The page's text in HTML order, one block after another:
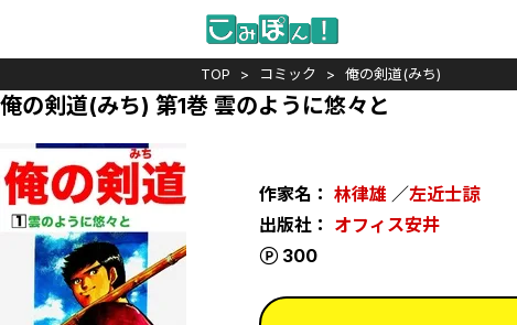
TOP コミック 俺の剣道(みち)
俺の剣道(みち) 第1巻 雲のように悠々と
作家名： 林律雄 ／左近士諒
出版社： オフィス安井
300